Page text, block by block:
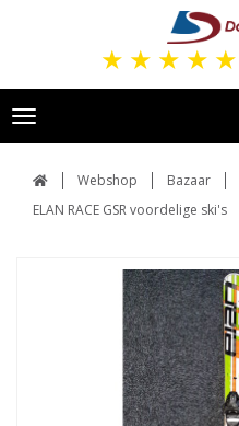
★ ★ ★ ★ ★
Toggle
navigation
Webshop Bazaar
ELAN RACE GSR voordelige ski's